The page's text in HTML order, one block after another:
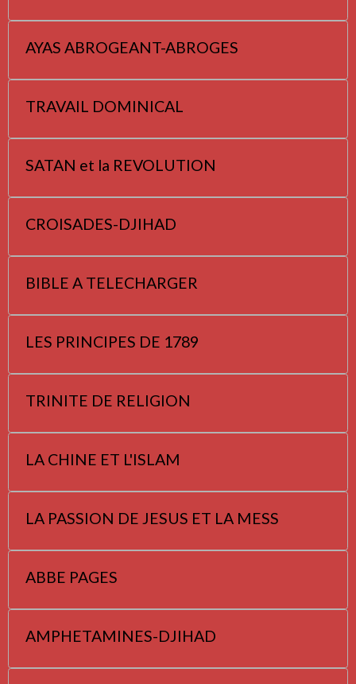
AYAS ABROGEANT-ABROGES
TRAVAIL DOMINICAL
SATAN et la REVOLUTION
CROISADES-DJIHAD
BIBLE A TELECHARGER
LES PRINCIPES DE 1789
TRINITE DE RELIGION
LA CHINE ET L'ISLAM
LA PASSION DE JESUS ET LA MESS
ABBE PAGES
AMPHETAMINES-DJIHAD